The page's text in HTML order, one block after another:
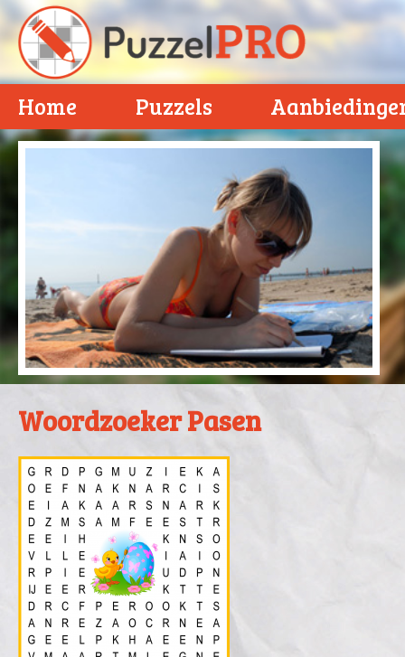
Home Puzzels
Woordzoeker Pasen